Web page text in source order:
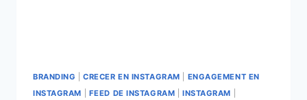
BRANDING |CRECER EN INSTAGRAM
ENGAGEMENT EN
INSTAGRAM
FEED DE INSTAGRAM INSTAGRAM